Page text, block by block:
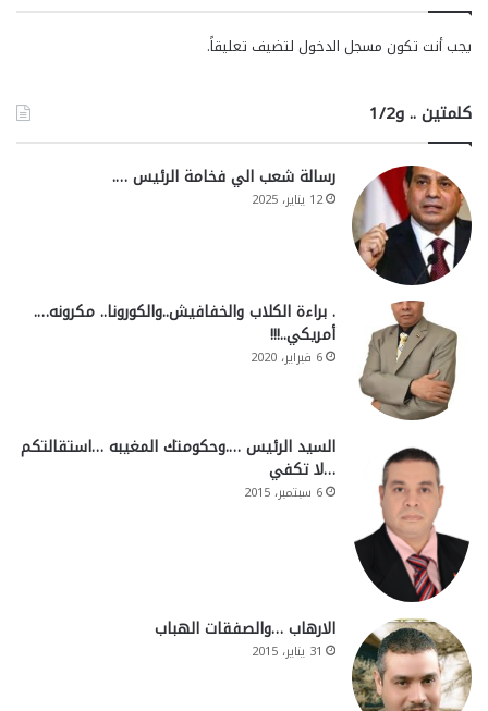
يجب أنت تكون مسجل الدخول لتضيف تعليقاً.
كلمتين .. و1/2
رسالة شعب الي فخامة الرئيس ….
12 يناير، 2025
. براءة الكلاب والخفافيش..والكورونا.. مكرونه….
أمريكي..!!!
6 فبراير، 2020
السيد الرئيس ….وحكومتك المغيبه …استقالتكم
…لا تكفي
6 سبتمبر، 2015
الارهاب …والصفقات الهباب
31 يناير، 2015